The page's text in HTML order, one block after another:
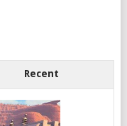
Recent